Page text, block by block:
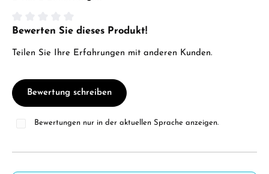
Durchschnittliche Bewertung von 0 von 5 Sternen
Bewerten Sie dieses Produkt!
Teilen Sie Ihre Erfahrungen mit anderen Kunden.
Bewertung schreiben
Bewertungen nur in der aktuellen Sprache anzeigen.